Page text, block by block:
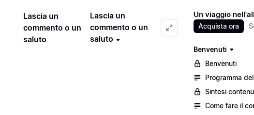
Lascia un
commento o un
saluto
Lascia un
commento o un
saluto
Un viaggio
Acquista ora
Benvenuti
Benvenuti
Programma
Sintesi
Come fare il